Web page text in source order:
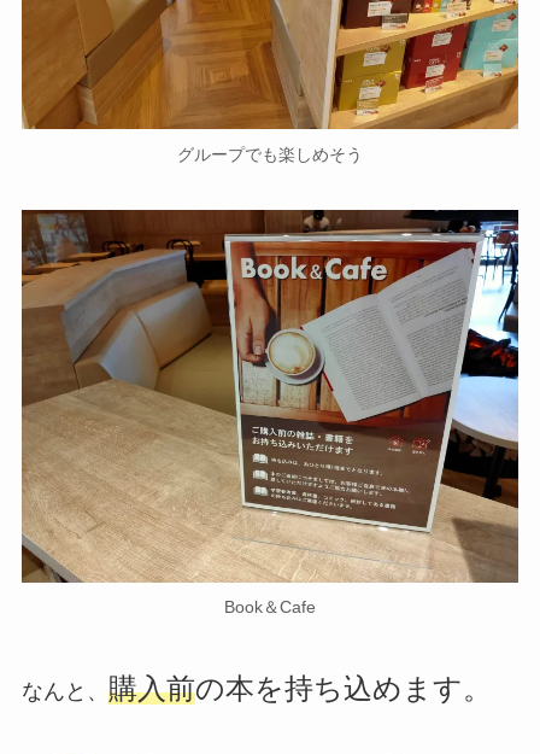
グループでも楽しめそう
Book＆Cafe
なんと、 購入前の本を持ち込めます。